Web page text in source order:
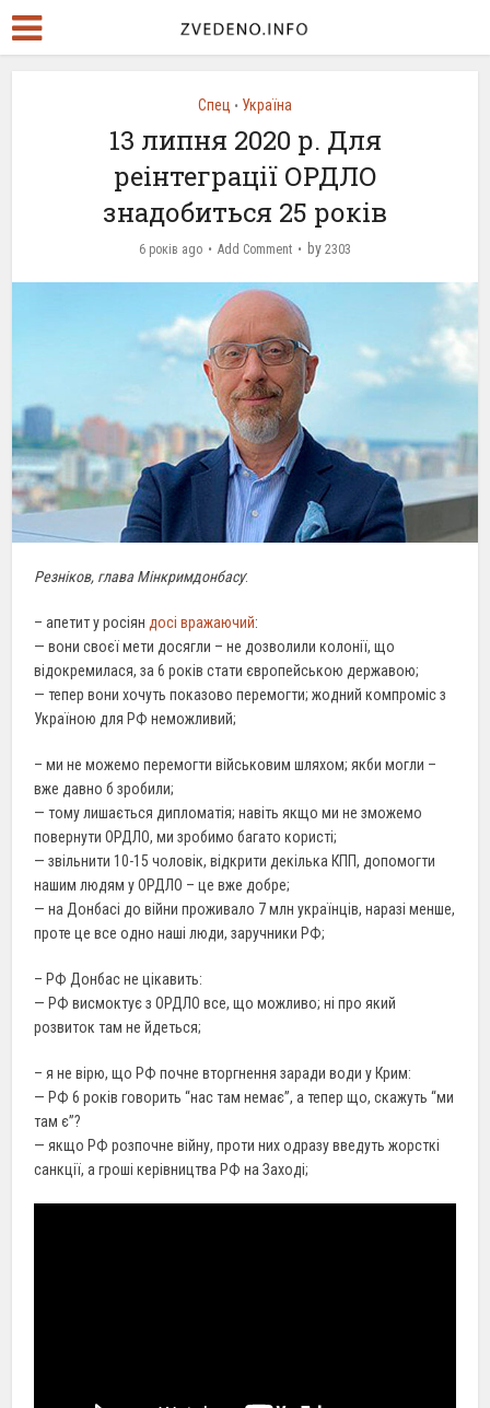
Спец • Україна
13 липня 2020 р. Для
реінтеграції ОРДЛО
знадобиться 25 років
6 років ago Add Comment by 2303
Резніков, глава Мінкримдонбасу:
– апетит у росіян досі вражаючий:
— вони своєї мети досягли – не дозволили колонії, що
відокремилася, за 6 років стати європейською державою;
— тепер вони хочуть показово перемогти; жодний компроміс з
Україною для РФ неможливий;
– ми не можемо перемогти військовим шляхом; якби могли –
вже давно б зробили;
— тому лишається дипломатія; навіть якщо ми не зможемо
повернути ОРДЛО, ми зробимо багато користі;
— звільнити 10-15 чоловік, відкрити декілька КПП, допомогти
нашим людям у ОРДЛО – це вже добре;
— на Донбасі до війни проживало 7 млн українців, наразі менше,
проте це все одно наші люди, заручники РФ;
– РФ Донбас не цікавить:
— РФ висмоктує з ОРДЛО все, що можливо; ні про який
розвиток там не йдеться;
– я не вірю, що РФ почне вторгнення заради води у Крим:
— РФ 6 років говорить “нас там немає”, а тепер що, скажуть “ми
там є”?
— якщо РФ розпочне війну, проти них одразу введуть жорсткі
санкції, а гроші керівництва РФ на Заході;